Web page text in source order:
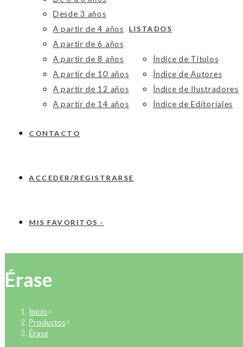
Desde 3 años
A partir de 4 años
A partir de 6 años
A partir de 8 años
A partir de 10 años
A partir de 12 años
A partir de 14 años
LISTADOS
Índice de Títulos
Índice de Autores
Índice de Ilustradores
Índice de Editoriales
CONTACTO
ACCEDER/REGISTRARSE
MIS FAVORITOS -
Érase
Inicio>
Productos>
Érase